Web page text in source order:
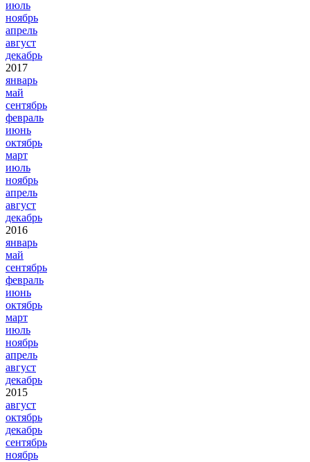
июль
ноябрь
апрель
август
декабрь
2017
январь
май
сентябрь
февраль
июнь
октябрь
март
июль
ноябрь
апрель
август
декабрь
2016
январь
май
сентябрь
февраль
июнь
октябрь
март
июль
ноябрь
апрель
август
декабрь
2015
август
октябрь
декабрь
сентябрь
ноябрь